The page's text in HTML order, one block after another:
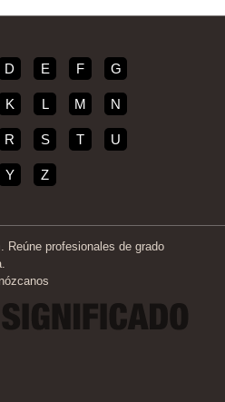
D E F G
K L M N
R S T U
Y Z
profesionales de grado